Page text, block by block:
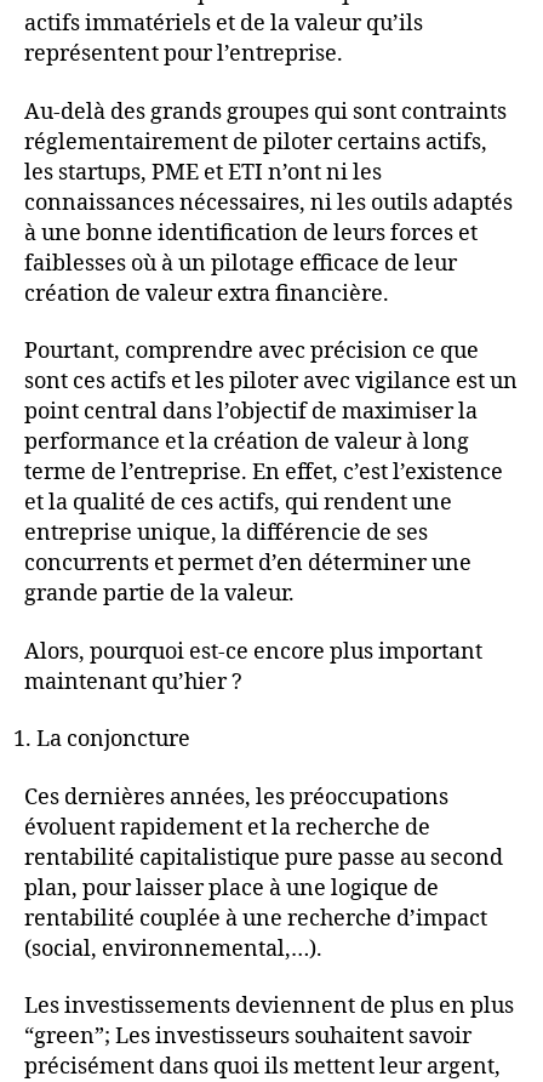
actifs immatériels et de la valeur qu’ils
représentent pour l’entreprise.
Au-delà des grands groupes qui sont contraints
réglementairement de piloter certains actifs,
les startups, PME et ETI n’ont ni les
connaissances nécessaires, ni les outils adaptés
à une bonne identification de leurs forces et
faiblesses où à un pilotage efficace de leur
création de valeur extra financière.
Pourtant, comprendre avec précision ce que
sont ces actifs et les piloter avec vigilance est un
point central dans l’objectif de maximiser la
performance et la création de valeur à long
terme de l’entreprise. En effet, c’est l’existence
et la qualité de ces actifs, qui rendent une
entreprise unique, la différencie de ses
concurrents et permet d’en déterminer une
grande partie de la valeur.
Alors, pourquoi est-ce encore plus important
maintenant qu’hier ?
La conjoncture
Ces dernières années, les préoccupations
évoluent rapidement et la recherche de
rentabilité capitalistique pure passe au second
plan, pour laisser place à une logique de
rentabilité couplée à une recherche d’impact
(social, environnemental,…).
Les investissements deviennent de plus en plus
“green”; Les investisseurs souhaitent savoir
précisément dans quoi ils mettent leur argent,